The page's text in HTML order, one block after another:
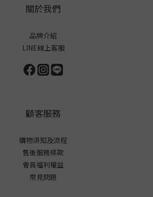
關於我們
品牌介紹
LINE線上客服
顧客服務
購物須知及流程
售後服務條款
會員福利權益
常見問題